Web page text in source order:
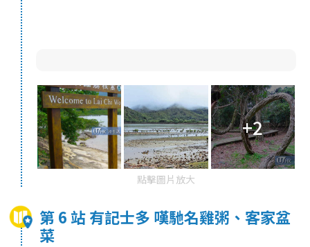
+2
點擊圖片放大
第 6 站 有記士多 嘆馳名雞粥、客家盆
菜